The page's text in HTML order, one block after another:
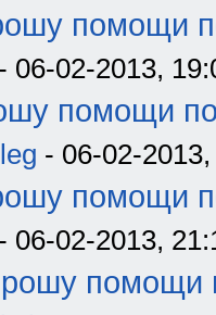
помощи
- 06-02-2013,
помощи
- 06-02-
помощи
- 06-02-2013,
помощи